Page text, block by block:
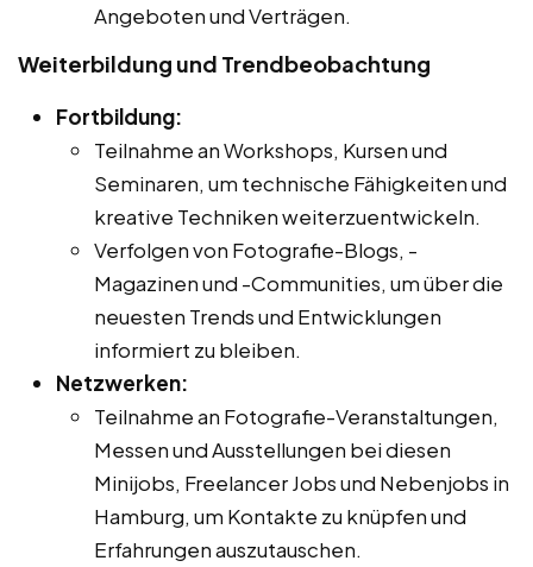
Angeboten und Verträgen.
Weiterbildung und Trendbeobachtung
Fortbildung:
Teilnahme an Workshops, Kursen und
Seminaren, um technische Fähigkeiten und
kreative Techniken weiterzuentwickeln.
Verfolgen von Fotografie-Blogs, -
Magazinen und -Communities, um über die
neuesten Trends und Entwicklungen
informiert zu bleiben.
Netzwerken:
Teilnahme an Fotografie-Veranstaltungen,
Messen und Ausstellungen bei diesen
Minijobs, Freelancer Jobs und Nebenjobs in
Hamburg, um Kontakte zu knüpfen und
Erfahrungen auszutauschen.